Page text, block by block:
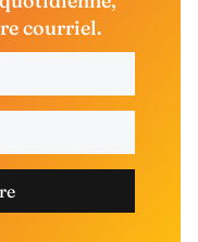
courriel.